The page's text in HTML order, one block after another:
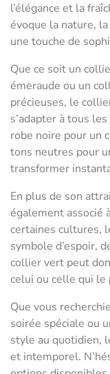
l’élégance et la
évoque la nature,
une touche de
Que ce soit un
émeraude ou un
précieuses, le
s’adapter à tous
robe noire pour un
tons neutres pour
transformer
En plus de son
également associé
certaines cultures,
symbole d’espoir,
collier vert peut
celui ou celle qui le
Que vous
soirée spéciale ou
style au quotidien,
et intemporel.